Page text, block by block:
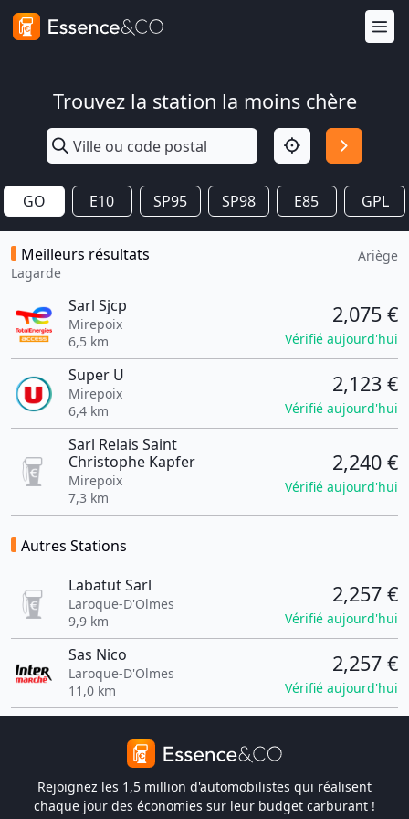
Trouvez la station la moins chère
GO E10 SP95 SP98 E85 GPL
Meilleurs résultats
Lagarde
Ariège
Sarl Sjcp
Mirepoix
6,5 km
2,075 €
Vérifié aujourd'hui
Super U
Mirepoix
6,4 km
2,123 €
Vérifié aujourd'hui
Sarl Relais Saint
Christophe Kapfer
Mirepoix
7,3 km
2,240 €
Vérifié aujourd'hui
Autres Stations
Labatut Sarl
Laroque-D'Olmes
9,9 km
2,257 €
Vérifié aujourd'hui
Sas Nico
Laroque-D'Olmes
11,0 km
2,257 €
Vérifié aujourd'hui
Rejoignez les 1,5 million d'automobilistes qui réalisent
chaque jour des économies sur leur budget carburant !